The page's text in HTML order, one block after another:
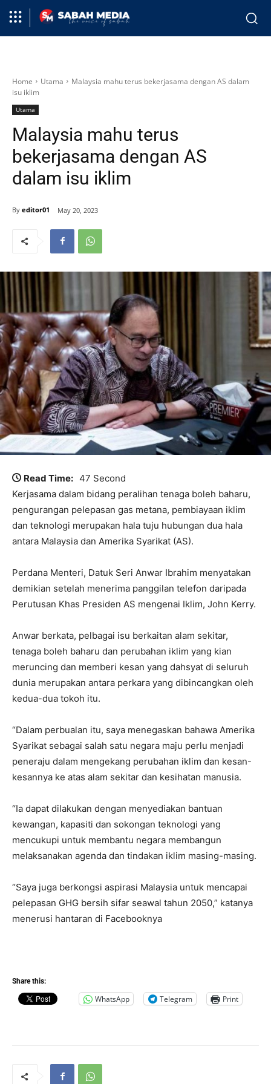
Home Utama
Malaysia mahu terus bekerjasama dengan AS dalam
isu iklim
Utama
Malaysia mahu terus
bekerjasama dengan AS
dalam isu iklim
By editor01 May 20, 2023
Read Time: 47 Second
Kerjasama dalam bidang peralihan tenaga boleh baharu,
pengurangan pelepasan gas metana, pembiayaan iklim
dan teknologi merupakan hala tuju hubungan dua hala
antara Malaysia dan Amerika Syarikat (AS).
Perdana Menteri, Datuk Seri Anwar Ibrahim menyatakan
demikian setelah menerima panggilan telefon daripada
Perutusan Khas Presiden AS mengenai Iklim, John Kerry.
Anwar berkata, pelbagai isu berkaitan alam sekitar,
tenaga boleh baharu dan perubahan iklim yang kian
meruncing dan memberi kesan yang dahsyat di seluruh
dunia merupakan antara perkara yang dibincangkan oleh
kedua-dua tokoh itu.
“Dalam perbualan itu, saya menegaskan bahawa Amerika
Syarikat sebagai salah satu negara maju perlu menjadi
peneraju dalam mengekang perubahan iklim dan kesan-
kesannya ke atas alam sekitar dan kesihatan manusia.
“Ia dapat dilakukan dengan menyediakan bantuan
kewangan, kapasiti dan sokongan teknologi yang
mencukupi untuk membantu negara membangun
melaksanakan agenda dan tindakan iklim masing-masing.
“Saya juga berkongsi aspirasi Malaysia untuk mencapai
pelepasan GHG bersih sifar seawal tahun 2050,” katanya
menerusi hantaran di Facebooknya
Share this:
WhatsApp Telegram Print